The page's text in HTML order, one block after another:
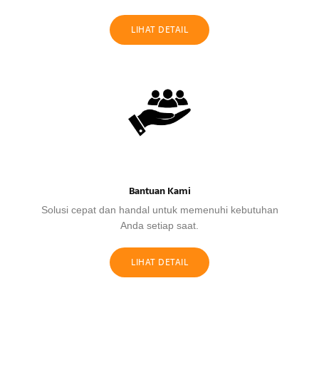
LIHAT DETAIL
Bantuan Kami
Solusi cepat dan handal untuk memenuhi kebutuhan
Anda setiap saat.
LIHAT DETAIL